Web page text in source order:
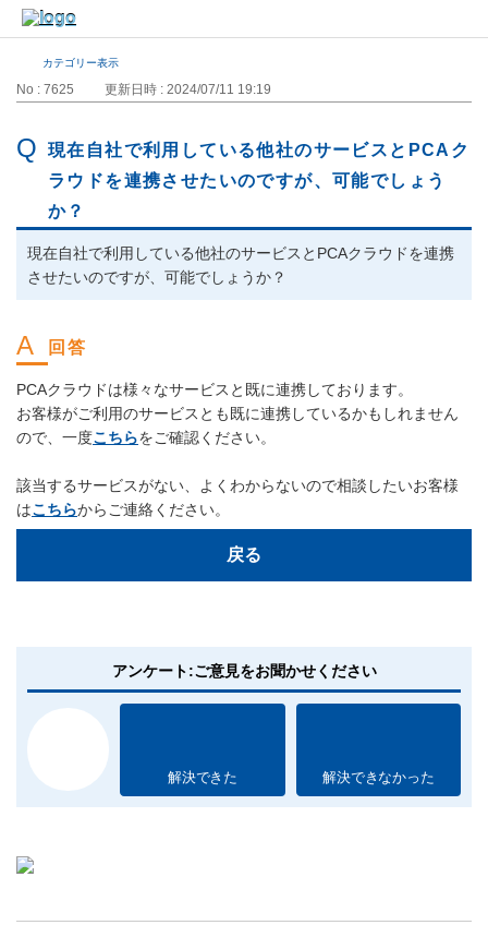
カテゴリー表示
No : 7625 更新日時 : 2024/07/11 19:19
現在自社で利用している他社のサービスとPCAク
ラウドを連携させたいのですが、可能でしょう
か？
現在自社で利用している他社のサービスとPCAクラウドを連携
させたいのですが、可能でしょうか？
PCAクラウドは様々なサービスと既に連携しております。
お客様がご利用のサービスとも既に連携しているかもしれません
ので、一度こちらをご確認ください。
該当するサービスがない、よくわからないので相談したいお客様
はこちらからご連絡ください。
戻る
アンケート:ご意見をお聞かせください
解決できた 解決できなかった